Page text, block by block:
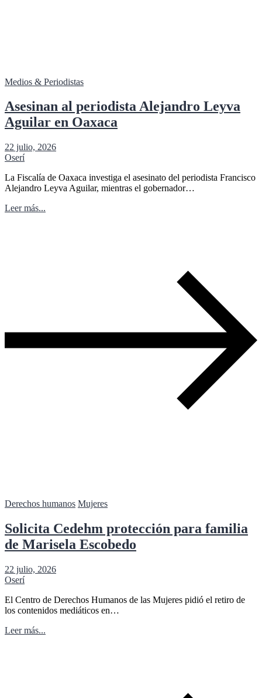
Medios & Periodistas
Asesinan al periodista Alejandro Leyva
Aguilar en Oaxaca
22 julio, 2026
Oserí
La Fiscalía de Oaxaca investiga el asesinato del periodista Francisco
Alejandro Leyva Aguilar, mientras el gobernador…
Leer más...
Derechos humanos Mujeres
Solicita Cedehm protección para familia
de Marisela Escobedo
22 julio, 2026
Oserí
El Centro de Derechos Humanos de las Mujeres pidió el retiro de
los contenidos mediáticos en…
Leer más...